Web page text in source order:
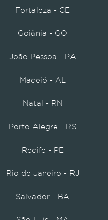
Fortaleza - CE
Goiânia - GO
João Pessoa - PA
Maceió - AL
Natal - RN
Porto Alegre - RS
Recife - PE
Rio de Janeiro - RJ
Salvador - BA